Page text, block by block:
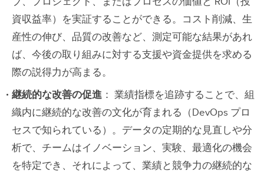
資収益率）を実証することができる。コスト削減、生
産性の伸び、品質の改善など、測定可能な結果があれ
ば、今後の取り組みに対する支援や資金提供を求める
際の説得力が高まる。
継続的な改善の促進 ： 業績指標を追跡することで、組
織内に継続的な改善の文化が育まれる（DevOps プロ
セスで知られている）。データの定期的な見直しや分
析で、チームはイノベーション、実験、最適化の機会
を特定でき、それによって、業績と競争力の継続的な